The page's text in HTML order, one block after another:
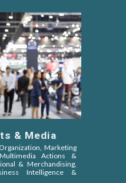
& Media
Marketing
Actions &
& Merchandising,
Intelligence &